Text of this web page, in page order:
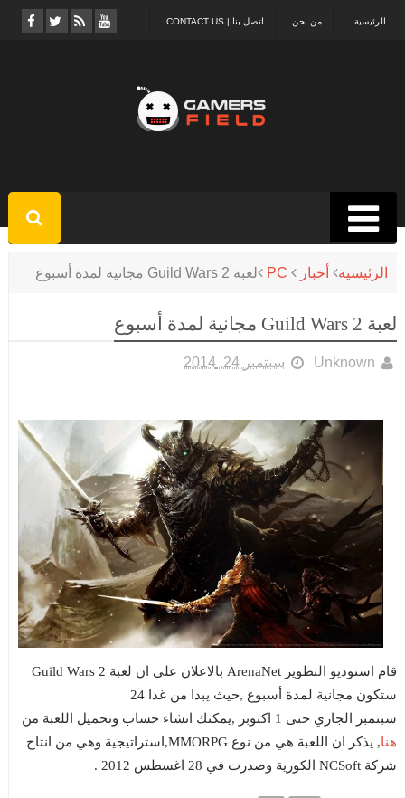
اتصل بنا | CONTACT US من نحن الرئيسية
الرئيسية أخبار PC لعبة Guild Wars 2 مجانية لمدة أسبوع
لعبة Guild Wars 2 مجانية لمدة أسبوع
Unknown سبتمبر 24, 2014
قام استوديو التطوير ArenaNet بالاعلان على ان لعبة Guild Wars 2
ستكون مجانية لمدة أسبوع ,حيث يبدا من غدا 24
سبتمبر الجاري حتى 1 اكتوبر ,يمكنك انشاء حساب وتحميل اللعبة من
هنا
, يذكر ان اللعبة هي من نوع MMORPG,استراتيجية وهي من انتاج
شركة NCSoft الكورية وصدرت في 28 اغسطس 2012 .